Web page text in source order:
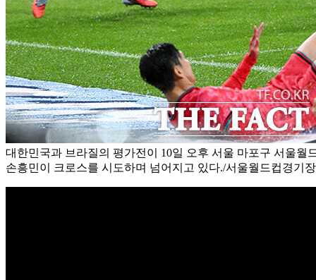
대한민국과 브라질의 평가전이 10일 오후 서울 마포구 서울월
손흥민이 크로스를 시도하며 넘어지고 있다./서울월드컵경기